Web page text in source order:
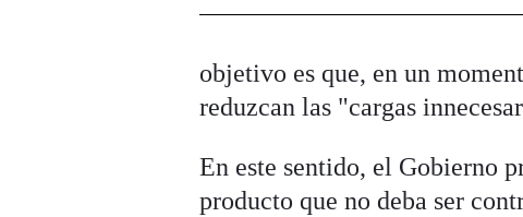
objetivo es que, en un
reduzcan las "cargas
En este sentido, el Gobierno
producto que no deba ser